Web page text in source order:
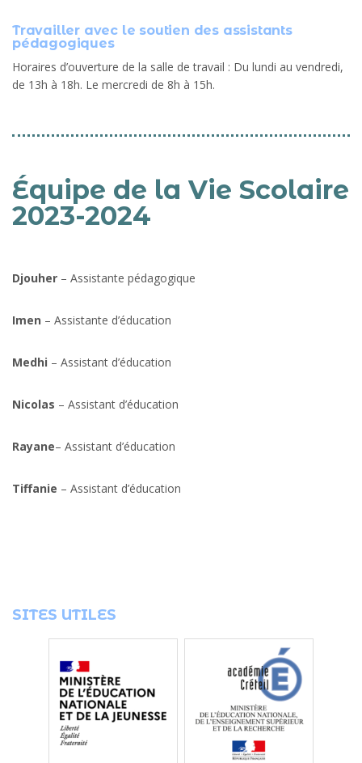
Travailler avec le soutien des assistants
pédagogiques
Horaires d’ouverture de la salle de travail : Du lundi au vendredi,
de 13h à 18h. Le mercredi de 8h à 15h.
Équipe de la Vie Scolaire
2023-2024
Djouher – Assistante pédagogique
Imen – Assistante d’éducation
Medhi – Assistant d’éducation
Nicolas – Assistant d’éducation
Rayane– Assistant d’éducation
Tiffanie – Assistant d’éducation
SITES UTILES